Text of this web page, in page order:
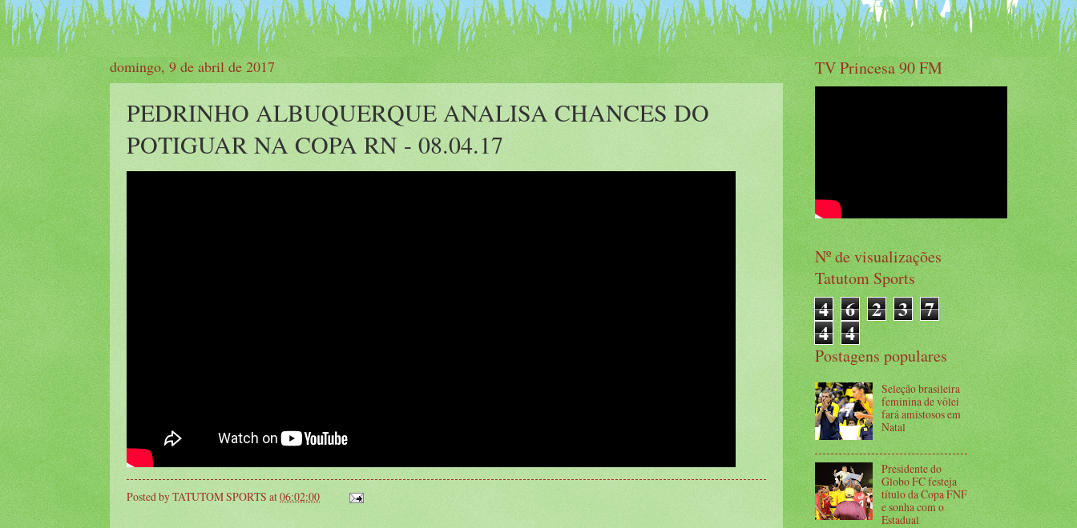
domingo, 9 de abril de 2017
PEDRINHO ALBUQUERQUE ANALISA CHANCES DO
POTIGUAR NA COPA RN - 08.04.17
Posted byTATUTOM SPORTS at06:02:00
TV Princesa 90 FM
Nº de visualizações
Tatutom Sports
4 6 2 3 7
4 4
Postagens populares
Seleção brasileira
feminina de vôlei
fará amistosos em
Natal
Presidente do
Globo FC festeja
título da Copa FNF
e sonha com o
Estadual